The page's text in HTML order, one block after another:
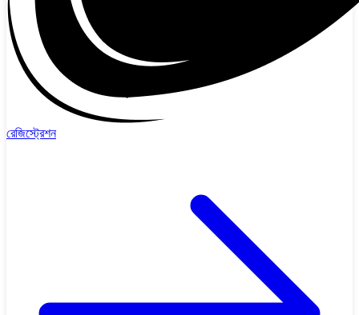
রেজিস্ট্রেশন